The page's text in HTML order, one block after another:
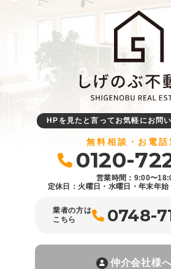
HPを見たと言ってお気軽にお問
無料相談・お電話
0120-
営業時間：9:00〜
定休日：火曜日・水曜日・年末年
業者の方は
こちら
0748-
仲介会社様へ